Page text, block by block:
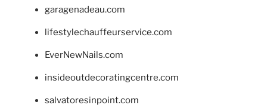
garagenadeau.com
lifestylechauffeurservice.com
EverNewNails.com
insideoutdecoratingcentre.com
salvatoresinpoint.com